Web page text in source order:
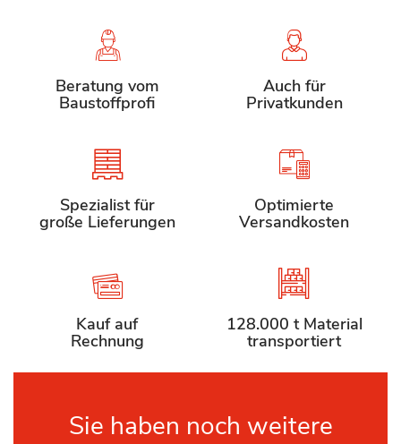
Beratung vom
Baustoffprofi
Auch für
Privatkunden
Spezialist für
große Lieferungen
Optimierte
Versandkosten
Kauf auf
Rechnung
128.000 t Material
transportiert
Sie haben noch weitere